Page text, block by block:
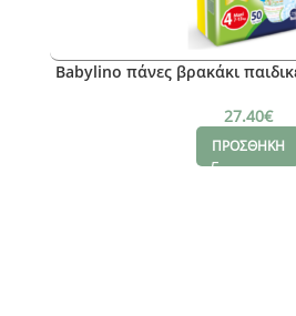
Babylino πάνες βρακάκι
27.40€
ΠΡΟΣΘΗΚΗ